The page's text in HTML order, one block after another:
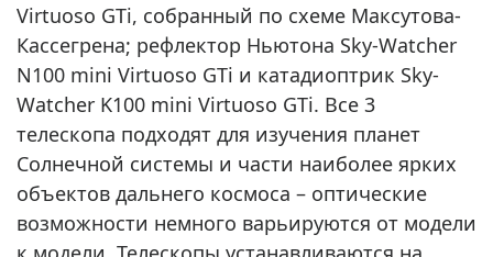
Virtuoso GTi, собранный по схеме Максутова-
Кассегрена; рефлектор Ньютона Sky-Watcher
N100 mini Virtuoso GTi и катадиоптрик Sky-
Watcher K100 mini Virtuoso GTi. Все 3
телескопа подходят для изучения планет
Солнечной системы и части наиболее ярких
объектов дальнего космоса – оптические
возможности немного варьируются от модели